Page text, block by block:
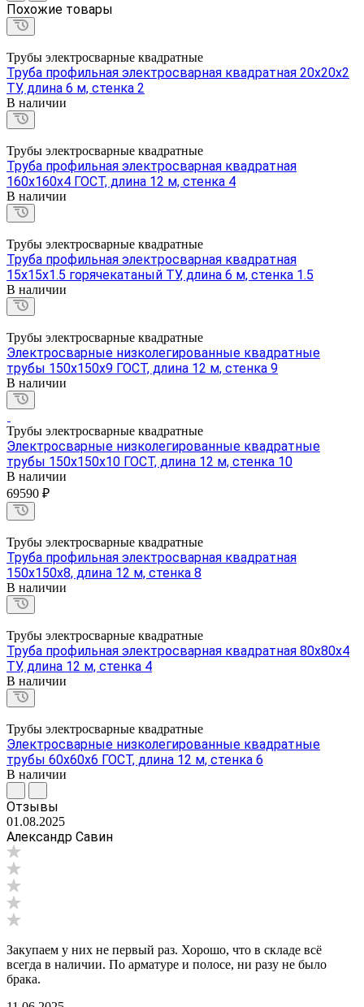
Похожие товары
Трубы электросварные квадратные
Труба профильная электросварная квадратная 20х20х2
ТУ, длина 6 м, стенка 2
В наличии
Трубы электросварные квадратные
Труба профильная электросварная квадратная
160х160х4 ГОСТ, длина 12 м, стенка 4
В наличии
Трубы электросварные квадратные
Труба профильная электросварная квадратная
15х15х1.5 горячекатаный ТУ, длина 6 м, стенка 1.5
В наличии
Трубы электросварные квадратные
Электросварные низколегированные квадратные
трубы 150х150х9 ГОСТ, длина 12 м, стенка 9
В наличии
Трубы электросварные квадратные
Электросварные низколегированные квадратные
трубы 150х150х10 ГОСТ, длина 12 м, стенка 10
В наличии
69590 ₽
Трубы электросварные квадратные
Труба профильная электросварная квадратная
150х150х8, длина 12 м, стенка 8
В наличии
Трубы электросварные квадратные
Труба профильная электросварная квадратная 80х80х4
ТУ, длина 12 м, стенка 4
В наличии
Трубы электросварные квадратные
Электросварные низколегированные квадратные
трубы 60х60х6 ГОСТ, длина 12 м, стенка 6
В наличии
Отзывы
01.08.2025
Александр Савин
Закупаем у них не первый раз. Хорошо, что в складе всё
всегда в наличии. По арматуре и полосе, ни разу не было
брака.